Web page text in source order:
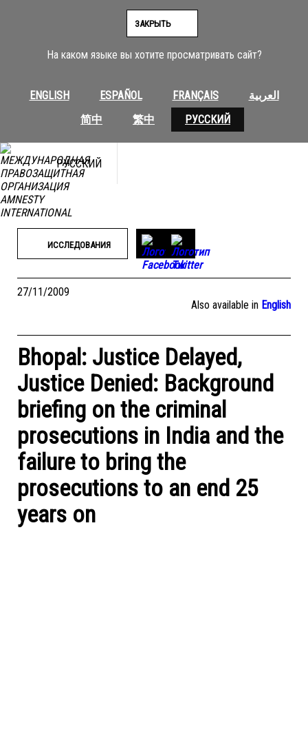
На каком языке вы хотите просматривать сайт?
ENGLISH ESPAÑOL FRANÇAIS
العربية
简中
繁中 РУССКИЙ
ЗАКРЫТЬ
РУССКИЙ
ИССЛЕДОВАНИЯ
27/11/2009
Also available in English
Bhopal: Justice Delayed,
Justice Denied: Background
briefing on the criminal
prosecutions in India and the
failure to bring the
prosecutions to an end 25
years on